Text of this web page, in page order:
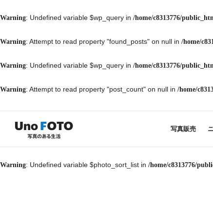
Warning: Undefined variable $wp_query in /home/c8313776/
Warning: Attempt to read property "found_posts" on null in /home/
Warning: Undefined variable $wp_query in /home/c8313776/
Warning: Attempt to read property "post_count" on null in /home/
写真販売
Warning: Undefined variable $photo_sort_list in /home/c8313776/